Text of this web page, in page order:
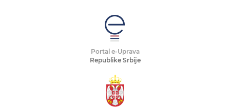
Portal e-Uprava
Republike Srbije